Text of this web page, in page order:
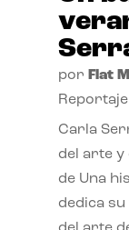
por Flat
Reportaje
Carla
del arte
de Una
dedica